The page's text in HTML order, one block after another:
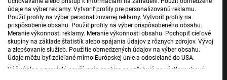
údaje na výber reklamy. Vytvoriť profily pre personalizovanú reklamu.
Použiť profily na výber personalizovanej reklamy. Vytvoriť profily na
prispôsobenie obsahu. Použiť profily na výber prispôsobeného obsahu.
Meranie výkonnosti reklamy. Meranie výkonnosti obsahu. Pochopiť cieľové
skupiny na základe štatistík alebo spájania údajov z rôznych zdrojov. Vývoj
a zlepšovanie služieb. Použitie obmedzených údajov na výber obsahu.
Údaje môžu byť zdieľané mimo Európskej únie a odosielané do USA.
Váš súhlas a pravidlá používania cookies sa vzťahujú na všetky webové
Jednotka
Dvojka
24
Šport
Správy STVR